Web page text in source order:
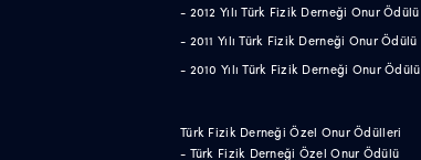
- 2012 Yılı Türk Fizik Derneği Onur Ödülü
- 2011 Yılı Türk Fizik Derneği Onur Ödülü
- 2010 Yılı Türk Fizik Derneği Onur Ödülü
Türk Fizik Derneği Özel Onur Ödülleri
- Türk Fizik Derneği Özel Onur Ödülü